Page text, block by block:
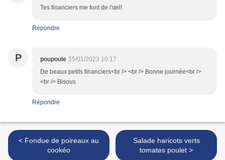
Tes financiers me font de l'œil!
Répondre
P poupoule 25/01/2023 10:17
De beaux petits financiers<br /> <br /> Bonne journée<br />
<br /> Bisous
Répondre
< Fondue de poireaux au
cookéo
Salade haricots verts
tomates poulet >